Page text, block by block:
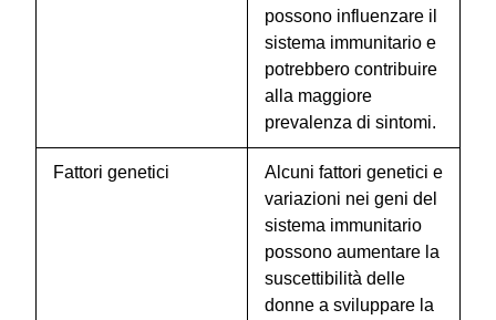
possono influenzare il
sistema immunitario e
potrebbero contribuire
alla maggiore
prevalenza di sintomi.
Fattori genetici
Alcuni fattori genetici e
variazioni nei geni del
sistema immunitario
possono aumentare la
suscettibilità delle
donne a sviluppare la